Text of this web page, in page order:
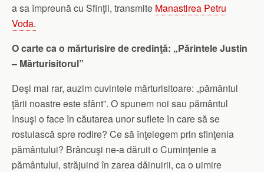
a sa împreună cu Sfinţii, transmite Manastirea Petru
Voda.
O carte ca o mărturisire de credinţă: „Părintele Justin
– Mărturisitorul”
Deşi mai rar, auzim cuvintele mărturisitoare: „pământul
ţării noastre este sfânt”. O spunem noi sau pământul
însuşi o face în căutarea unor suflete în care să se
rostuiască spre rodire? Ce să înţelegem prin sfinţenia
pământului? Brâncuşi ne-a dăruit o Cuminţenie a
pământului, străjuind în zarea dăinuirii, ca o uimire